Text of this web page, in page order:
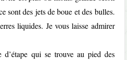
sont des jets de boue et des bulles.
liquides. Je vous laisse admirer
qui se trouve au pied des